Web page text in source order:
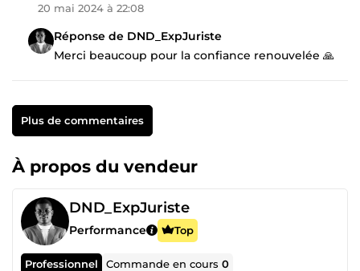
20 mai 2024 à 22:08
Réponse de DND_ExpJuriste
Merci beaucoup pour la confiance renouvelée 🙏
Plus de commentaires
À propos du vendeur
DND_ExpJuriste
Performance Top
Professionnel Commande en cours0